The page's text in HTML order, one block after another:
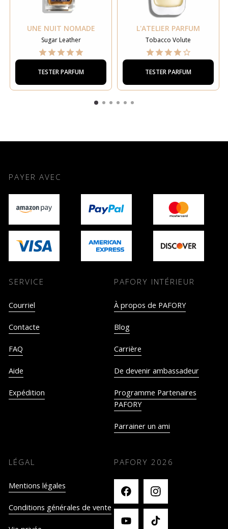
UNE NUIT NOMADE
Sugar Leather
TESTER PARFUM
L'ATELIER PARFUM
Tobacco Volute
TESTER PARFUM
PAYER AVEC
SERVICE
Courriel
Contacte
FAQ
Aide
Expédition
PAFORY INTÉRIEUR
À propos de PAFORY
Blog
Carrière
De devenir ambassadeur
Programme Partenaires
PAFORY
Parrainer un ami
LÉGAL
Mentions légales
Conditions générales de vente
PAFORY 2026